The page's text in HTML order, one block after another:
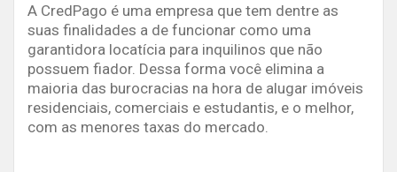
A CredPago é uma empresa que tem dentre as
suas finalidades a de funcionar como uma
garantidora locatícia para inquilinos que não
possuem fiador. Dessa forma você elimina a
maioria das burocracias na hora de alugar imóveis
residenciais, comerciais e estudantis, e o melhor,
com as menores taxas do mercado.